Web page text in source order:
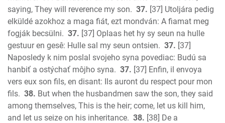
saying, They will reverence my son. 37. [37] Utoljára pedig
elküldé azokhoz a maga fiát, ezt mondván: A fiamat meg
fogják becsülni. 37. [37] Oplaas het hy sy seun na hulle
gestuur en gesê: Hulle sal my seun ontsien. 37. [37]
Naposledy k nim poslal svojeho syna povediac: Budú sa
hanbiť a ostýchať môjho syna. 37. [37] Enfin, il envoya
vers eux son fils, en disant: Ils auront du respect pour mon
fils. 38. But when the husbandmen saw the son, they said
among themselves, This is the heir; come, let us kill him,
and let us seize on his inheritance. 38. [38] De a